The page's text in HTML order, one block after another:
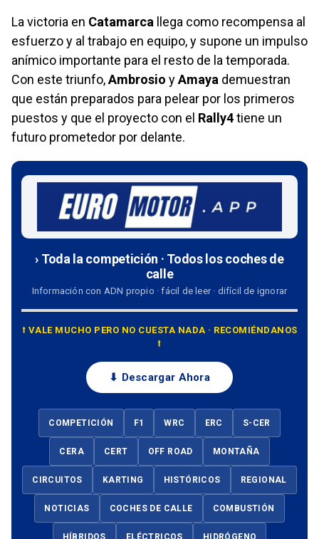
La victoria en Catamarca llega como recompensa al
esfuerzo y al trabajo en equipo, y supone un impulso
anímico importante para el resto de la temporada.
Con este triunfo,Ambrosio yAmaya demuestran
que están preparados para pelear por los primeros
puestos y que el proyecto con el Rally4tiene un
futuro prometedor por delante.
› Toda la competición · Todos los coches de
calle
Información con ADN propio · fácil de leer · difícil de ignorar
⭡ VALE MUCHO PERO NO CUESTA NADA · RECOMIÉNDANOS
⭡
⬇ Descargar Ahora
COMPETICIÓN F1 WRC ERC S-CER
CERA CERT OFF ROAD MONTAÑA
CIRCUITOS KARTING HISTÓRICOS REGIONAL
NOTICIAS COCHES DE CALLE COMBUSTIÓN
HÍBRIDOS ELÉCTRICOS HIDRÓGENO